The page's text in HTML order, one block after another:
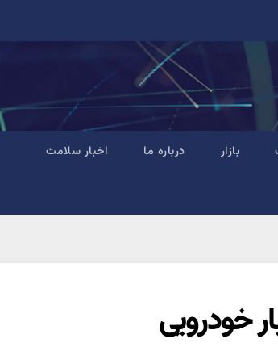
بازار درباره ما اخبار سلامت
خودرویی